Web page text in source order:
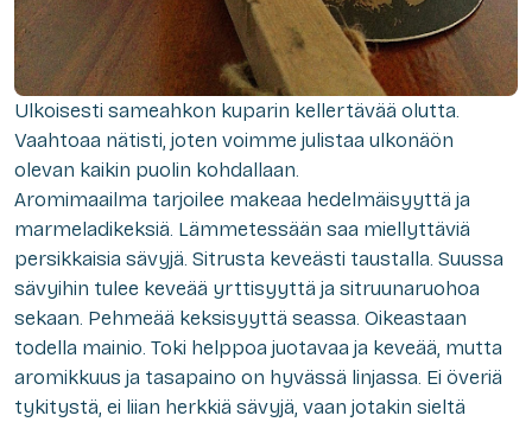
Ulkoisesti sameahkon kuparin kellertävää olutta.
Vaahtoaa nätisti, joten voimme julistaa ulkonäön
olevan kaikin puolin kohdallaan.
Aromimaailma tarjoilee makeaa hedelmäisyyttä ja
marmeladikeksiä. Lämmetessään saa miellyttäviä
persikkaisia sävyjä. Sitrusta keveästi taustalla. Suussa
sävyihin tulee keveää yrttisyyttä ja sitruunaruohoa
sekaan. Pehmeää keksisyyttä seassa. Oikeastaan
todella mainio. Toki helppoa juotavaa ja keveää, mutta
aromikkuus ja tasapaino on hyvässä linjassa. Ei överiä
tykitystä, ei liian herkkiä sävyjä, vaan jotakin sieltä